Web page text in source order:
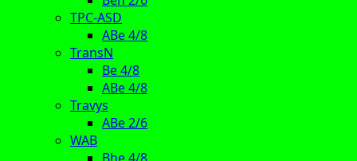
TPC-ASD
ABe 4/8
TransN
Be 4/8
ABe 4/8
Travys
ABe 2/6
WAB